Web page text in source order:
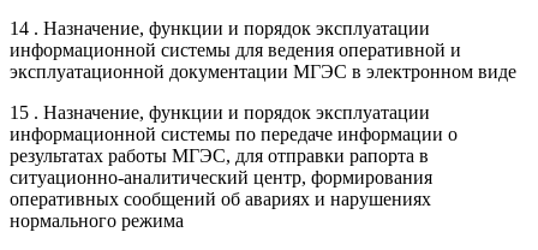
14 . Назначение, функции и порядок эксплуатации
информационной системы для ведения оперативной и
эксплуатационной документации МГЭС в электронном виде
15 . Назначение, функции и порядок эксплуатации
информационной системы по передаче информации о
результатах работы МГЭС, для отправки рапорта в
ситуационно-аналитический центр, формирования
оперативных сообщений об авариях и нарушениях
нормального режима